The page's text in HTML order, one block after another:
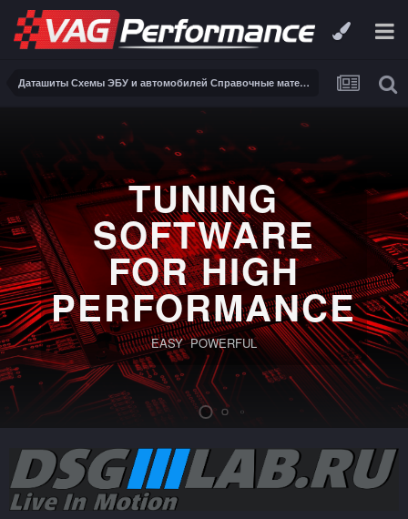
Даташиты Схемы ЭБУ и автомобилей Справочные материалы, инструкции, описания, книги Заказ и поиск схем ЭБУ и автомобилей
TUNING
SOFTWARE
FOR HIGH
PERFORMANCE
EASY POWERFUL